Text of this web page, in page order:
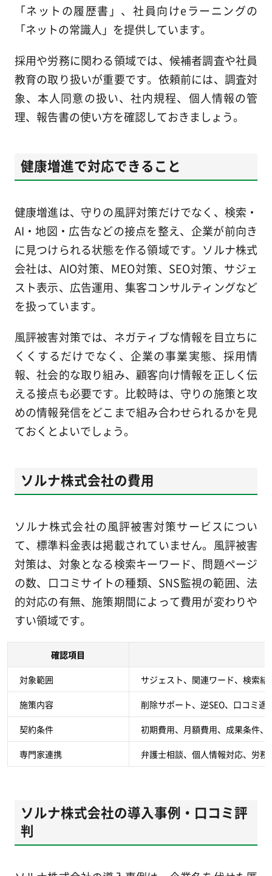
「ネットの履歴書」、社員向けeラーニングの
「ネットの常識人」を提供しています。
採用や労務に関わる領域では、候補者調査や社員
教育の取り扱いが重要です。依頼前には、調査対
象、本人同意の扱い、社内規程、個人情報の管
理、報告書の使い方を確認しておきましょう。
健康増進で対応できること
健康増進は、守りの風評対策だけでなく、検索・
AI・地図・広告などの接点を整え、企業が前向き
に見つけられる状態を作る領域です。ソルナ株式
会社は、AIO対策、MEO対策、SEO対策、サジェ
スト表示、広告運用、集客コンサルティングなど
を扱っています。
風評被害対策では、ネガティブな情報を目立ちに
くくするだけでなく、企業の事業実態、採用情
報、社会的な取り組み、顧客向け情報を正しく伝
える接点も必要です。比較時は、守りの施策と攻
めの情報発信をどこまで組み合わせられるかを見
ておくとよいでしょう。
ソルナ株式会社の費用
ソルナ株式会社の風評被害対策サービスについ
て、標準料金表は掲載されていません。風評被害
対策は、対象となる検索キーワード、問題ページ
の数、口コミサイトの種類、SNS監視の範囲、法
的対応の有無、施策期間によって費用が変わりや
すい領域です。
確認項目
対象範囲 サジェスト、関連ワード、検索
施策内容 削除サポート、逆SEO、口コミ
契約条件 初期費用、月額費用、成果条件
専門家連携 弁護士相談、個人情報対応、労
ソルナ株式会社の導入事例・口コミ評
判